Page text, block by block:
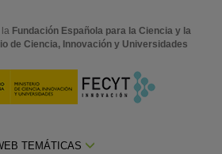
la Fundación Española para la Ciencia y la
de Ciencia, Innovación y Universidades
TEMÁTICAS